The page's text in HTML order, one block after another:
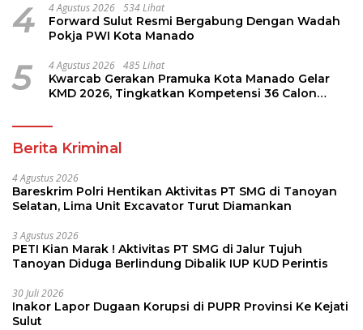
4 4 Agustus 2026 534 Lihat
Forward Sulut Resmi Bergabung Dengan Wadah
Pokja PWI Kota Manado
5 4 Agustus 2026 485 Lihat
Kwarcab Gerakan Pramuka Kota Manado Gelar
KMD 2026, Tingkatkan Kompetensi 36 Calon
Berita Kriminal
4 Agustus 2026
Bareskrim Polri Hentikan Aktivitas PT SMG di Tanoyan
Selatan, Lima Unit Excavator Turut Diamankan
3 Agustus 2026
PETI Kian Marak ! Aktivitas PT SMG di Jalur Tujuh
Tanoyan Diduga Berlindung Dibalik IUP KUD Perintis
30 Juli 2026
Inakor Lapor Dugaan Korupsi di PUPR Provinsi Ke Kejati
Sulut